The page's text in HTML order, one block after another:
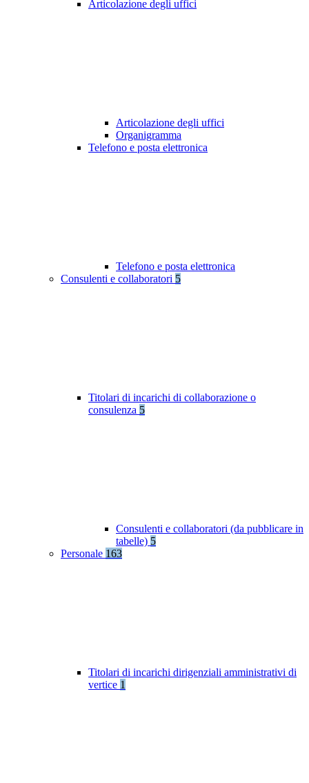
Articolazione degli uffici
Articolazione degli uffici
Organigramma
Telefono e posta elettronica
Telefono e posta elettronica
Consulenti e collaboratori 5
Titolari di incarichi di collaborazione o
consulenza 5
Consulenti e collaboratori (da pubblicare in
tabelle) 5
Personale 163
Titolari di incarichi dirigenziali amministrativi di
vertice 1